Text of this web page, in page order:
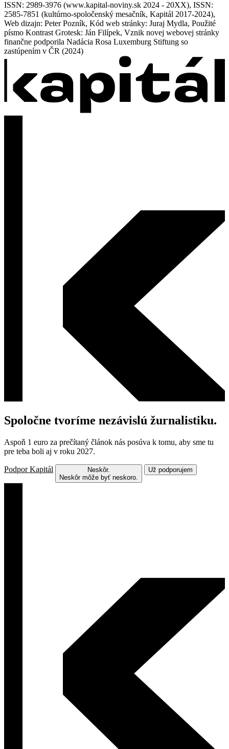
ISSN: 2989-3976 (www.kapital-noviny.sk 2024 - 20XX), ISSN:
2585-7851 (kultúrno-spoločenský mesačník, Kapitál 2017-2024),
Web dizajn: Peter Pozník, Kód web stránky: Juraj Mydla, Použité
písmo Kontrast Grotesk: Ján Filípek, Vznik novej webovej stránky
finančne podporila Nadácia Rosa Luxemburg Stiftung so
zastúpením v ČR (2024)
Spoločne tvoríme nezávislú žurnalistiku.
Aspoň 1 euro za prečítaný článok nás posúva k tomu, aby sme tu
pre teba boli aj v roku 2027.
Podpor Kapitál
Neskôr.
Neskôr môže byť neskoro.
Už podporujem